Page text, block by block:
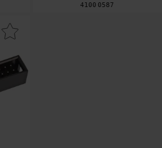
Art. nr
4100 0587
pol 2.54mm som favorit